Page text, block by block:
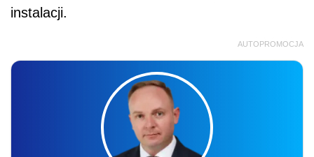
instalacji.
AUTOPROMOCJA